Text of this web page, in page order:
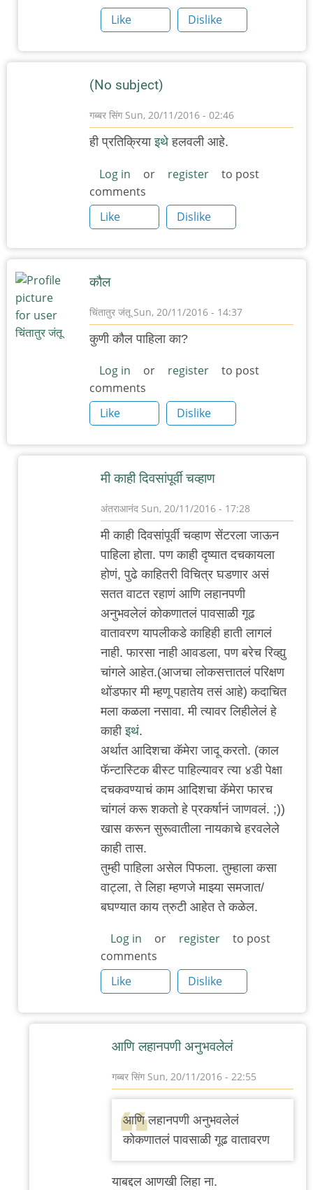
गायलेला
हा
by
ढेरे
Like
Dislike
(No subject)
गब्बर सिंगSun, 20/11/2016 - 02:46
ही प्रतिक्रियाइथे हलवली आहे.
Log in or register
to post
comments
Like
Dislike
कौल
चिंतातुर जंतू Sun, 20/11/2016 - 14:37
कुणी कौल पाहिला का?
Log in or register
to post
comments
Like
Dislike
मी काही दिवसांपूर्वी चव्हाण
अंतराआनंद Sun, 20/11/2016 - 17:28
In
reply
to
कौल
चिंतातुर
जंतू
मी काही दिवसांपूर्वी चव्हाण सेंटरला जाऊन
पाहिला होता. पण काही दृष्यात दचकायला
होणं, पुढे काहितरी विचित्र घडणार असं
सतत वाटत रहाणं आणि लहानपणी
अनुभवलेलं कोकणातलं पावसाळी गूढ
वातावरण यापलीकडे काहिही हाती लागलं
नाही. फारसा नाही आवडला, पण बरेच रिव्ह्यु
चांगले आहेत.(आजचा लोकसत्तातलं परिक्षण
थोंडफार मी म्हणू पहातेय तसं आहे) कदाचित
मला कळला नसावा. मी त्यावर लिहीलेलं हे
काहीइथं.
अर्थात आदिशचा कॅमेरा जादू करतो. (काल
फॅन्टास्टिक बीस्ट पाहिल्यावर त्या ४डी पेक्षा
दचकवण्याचं काम आदिशचा कॅमेरा फारच
चांगलं करू शकतो हे प्रकर्षानं जाणवलं. ;))
खास करून सुरूवातीला नायकाचे हरवलेले
काही तास.
तुम्ही पाहिला असेल पिफला. तुम्हाला कसा
वाट्ला, ते लिहा म्हणजे माझ्या समजात/
बघण्यात काय त्रुटी आहेत ते कळेल.
Log in or register
to post
comments
Like
Dislike
आणि लहानपणी अनुभवलेलं
गब्बर सिंगSun, 20/11/2016 - 22:55
reply
to
आणि लहानपणी अनुभवलेलं
कोकणातलं पावसाळी गूढ वातावरण
याबद्दल आणखी लिहा ना.